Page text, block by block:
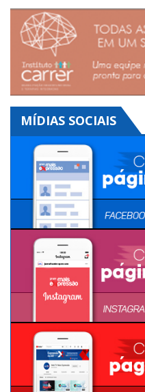
MÍDIAS SOCIAIS